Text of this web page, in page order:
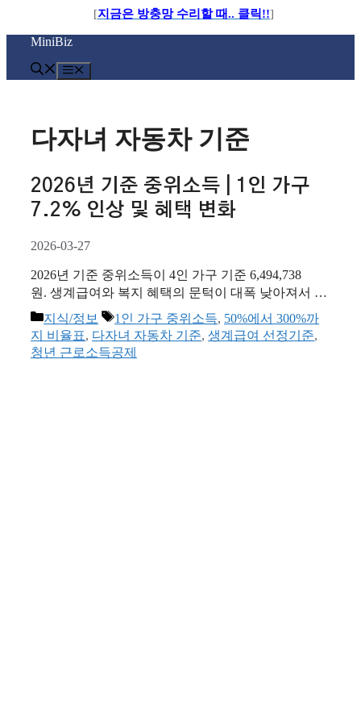
[지금은 방충망 수리할 때.. 클릭!!]
컨
로
MiniBiz
다자녀 자동차 기준
2026년 기준 중위소득 | 1인 가구
7.2% 인상 및 혜택 변화
2026-03-27
2026년 기준 중위소득이 4인 가구 기준 6,494,738
원. 생계급여와 복지 혜택의 문턱이 대폭 낮아져서 고
물가 시대에 우리 삶에 실질적인 변화, 그리고 내가 받
을 수 있는 혜택은 무엇인지 꼼꼼하게 정리해 드립니
다. 2026년 기준 중위소득, 가구별로 얼마나 올랐나
요? 역대 최대 폭 인상이라는 2026년 기준 중위소득
카
테
고
지식/정보
태
그
1인 가구 중위소득, 50%에서 300%까
지 비율표, 다자녀 자동차 기준, 생계급여 선정기준,
청년 근로소득공제